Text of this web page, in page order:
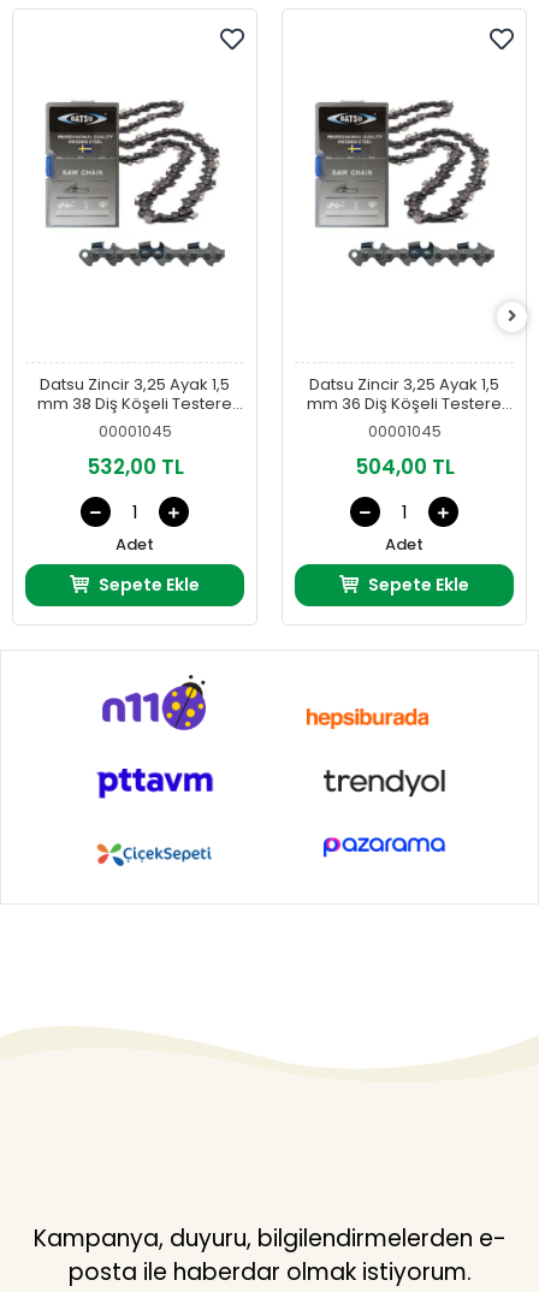
Datsu Zincir 3,25 Ayak 1,5
mm 38 Diş Köşeli Testere
Zinciri
00001045
532,00 TL
Adet
Sepete Ekle
Datsu Zincir 3,25 Ayak 1,5
mm 36 Diş Köşeli Testere
Zinciri
00001045
504,00 TL
Adet
Sepete Ekle
Kampanya, duyuru, bilgilendirmelerden e-
posta ile haberdar olmak istiyorum.